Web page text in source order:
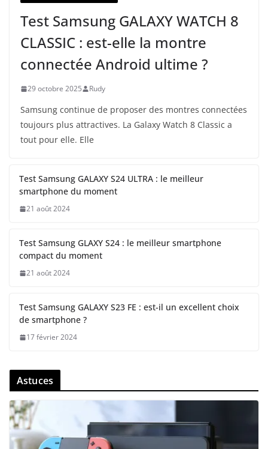
Test Samsung GALAXY WATCH 8
CLASSIC : est-elle la montre
connectée Android ultime ?
29 octobre 2025 Rudy
Samsung continue de proposer des montres connectées
toujours plus attractives. La Galaxy Watch 8 Classic a
tout pour elle. Elle
Test Samsung GALAXY S24 ULTRA : le meilleur
smartphone du moment
21 août 2024
Test Samsung GLAXY S24 : le meilleur smartphone
compact du moment
21 août 2024
Test Samsung GALAXY S23 FE : est-il un excellent choix
de smartphone ?
17 février 2024
Astuces